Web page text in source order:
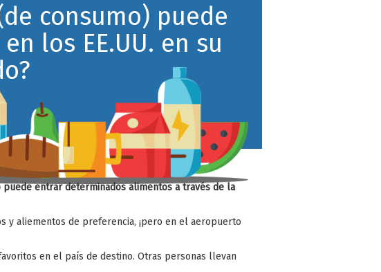
consumo) puede
los EE.UU. en su
puede entrar determinados alimentos a través de la
y aliementos de preferencia, ¡pero en el aeropuerto
en el país de destino. Otras personas llevan